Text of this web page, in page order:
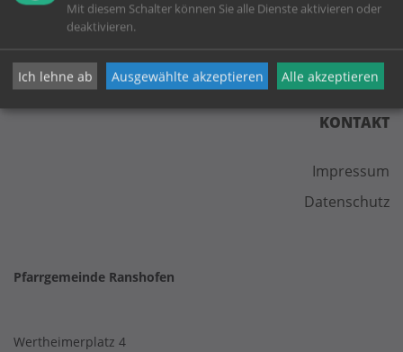
KONTAKT
Impressum
Datenschutz
Pfarrgemeinde Ranshofen
Wertheimerplatz 4
Mit diesem Schalter können Sie alle Dienste aktivieren oder
deaktivieren.
Ich lehne ab Ausgewählte akzeptieren Alle akzeptieren